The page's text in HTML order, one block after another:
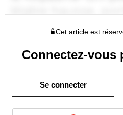
Cet article est
Connectez-vous
Se connecter